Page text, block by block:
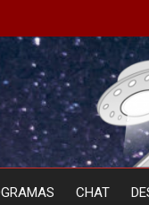
CHAT